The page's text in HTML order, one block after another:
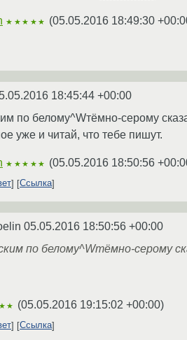
★★★★★ (05.05.2016 18:49:30
18:45:44 +00:00
по белому^Wтёмно-серому
уже и читай, что тебе пишут.
★★★★★ (05.05.2016 18:50:56
Ссылка
05.05.2016 18:50:56 +00:00
по белому^Wтёмно-серому
(05.05.2016 19:15:02 +00:00)
Ссылка